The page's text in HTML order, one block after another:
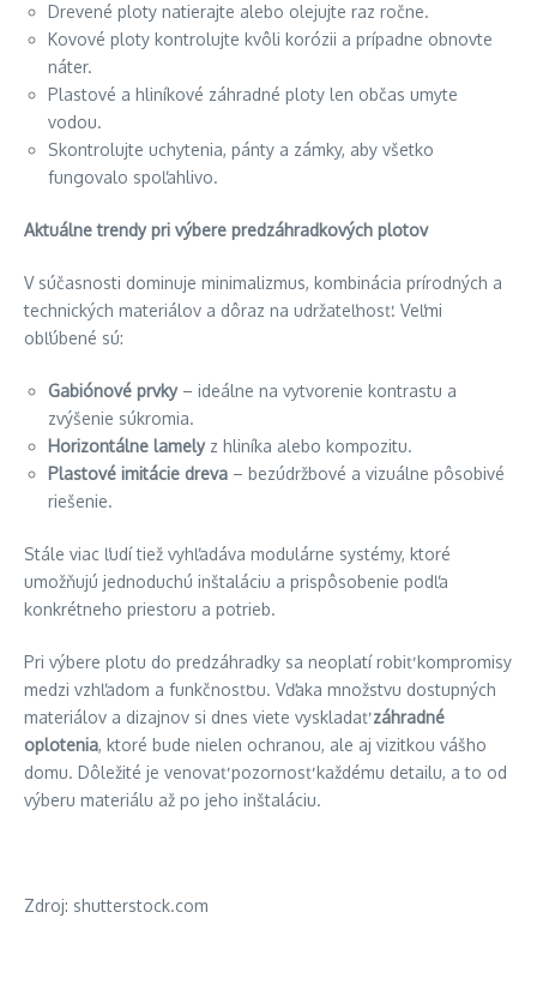
Drevené ploty natierajte alebo olejujte raz ročne.
Kovové ploty kontrolujte kvôli korózii a prípadne obnovte
náter.
Plastové a hliníkové záhradné ploty len občas umyte
vodou.
Skontrolujte uchytenia, pánty a zámky, aby všetko
fungovalo spoľahlivo.
Aktuálne trendy pri výbere predzáhradkových plotov
V súčasnosti dominuje minimalizmus, kombinácia prírodných a
technických materiálov a dôraz na udržateľnosť. Veľmi
obľúbené sú:
Gabiónové prvky– ideálne na vytvorenie kontrastu a
zvýšenie súkromia.
Horizontálne lamelyz hliníka alebo kompozitu.
Plastové imitácie dreva – bezúdržbové a vizuálne pôsobivé
riešenie.
Stále viac ľudí tiež vyhľadáva modulárne systémy, ktoré
umožňujú jednoduchú inštaláciu a prispôsobenie podľa
konkrétneho priestoru a potrieb.
Pri výbere plotu do predzáhradky sa neoplatí robiť kompromisy
medzi vzhľadom a funkčnosťou. Vďaka množstvu dostupných
materiálov a dizajnov si dnes viete vyskladaťzáhradné
oplotenia, ktoré bude nielen ochranou, ale aj vizitkou vášho
domu. Dôležité je venovať pozornosť každému detailu, a to od
výberu materiálu až po jeho inštaláciu.
Zdroj: shutterstock.com